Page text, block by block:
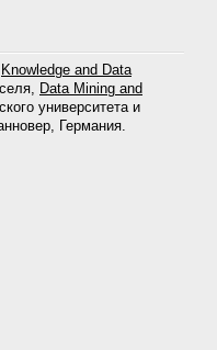
Knowledge and Data
Data Mining and
университета и
Германия.